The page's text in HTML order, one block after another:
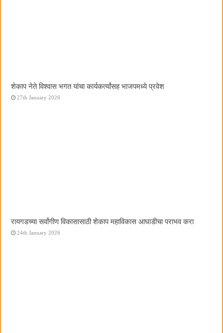
शेकाप नेते विश्वास भगत यांचा कार्यकर्त्यांसह भाजपमध्ये प्रवेश
27th January 2026
रायगडच्या सर्वांगीण विकासासाठी शेकाप महाविकास आघाडीचा पराभव करा
24th January 2026